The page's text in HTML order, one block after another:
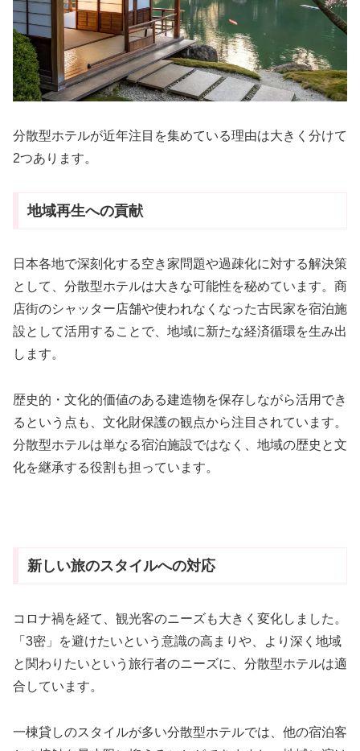
分散型ホテルが近年注目を集めている理由は大きく分けて
2つあります。
地域再生への貢献
日本各地で深刻化する空き家問題や過疎化に対する解決策
として、分散型ホテルは大きな可能性を秘めています。商
店街のシャッター店舗や使われなくなった古民家を宿泊施
設として活用することで、地域に新たな経済循環を生み出
します。
歴史的・文化的価値のある建造物を保存しながら活用でき
るという点も、文化財保護の観点から注目されています。
分散型ホテルは単なる宿泊施設ではなく、地域の歴史と文
化を継承する役割も担っています。
新しい旅のスタイルへの対応
コロナ禍を経て、観光客のニーズも大きく変化しました。
「3密」を避けたいという意識の高まりや、より深く地域
と関わりたいという旅行者のニーズに、分散型ホテルは適
合しています。
一棟貸しのスタイルが多い分散型ホテルでは、他の宿泊客